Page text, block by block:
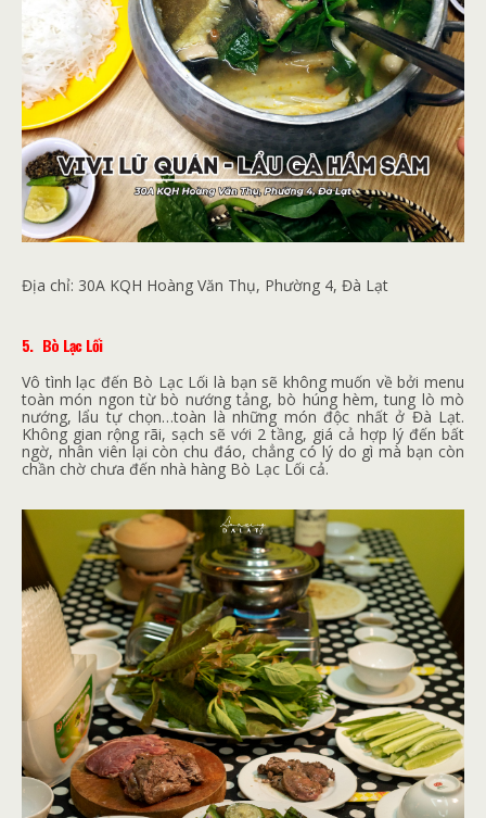
Địa chỉ: 30A KQH Hoàng Văn Thụ, Phường 4, Đà Lạt
5. Bò Lạc Lối
Vô tình lạc đến Bò Lạc Lối là bạn sẽ không muốn về bởi menu
toàn món ngon từ bò nướng tảng, bò húng hèm, tung lò mò
nướng, lẩu tự chọn…toàn là những món độc nhất ở Đà Lạt.
Không gian rộng rãi, sạch sẽ với 2 tầng, giá cả hợp lý đến bất
ngờ, nhân viên lại còn chu đáo, chẳng có lý do gì mà bạn còn
chần chờ chưa đến nhà hàng Bò Lạc Lối cả.